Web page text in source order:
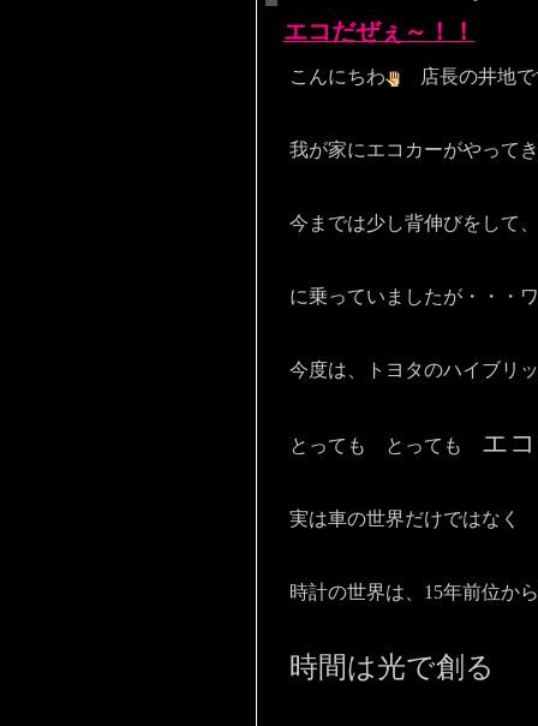
エコだぜぇ～！！
こんにちわ 店長の井地で
我が家にエコカーがやって
今までは少し背伸びをして
に乗っていましたが・・・
今度は、トヨタのハイブ
とっても とっても エ
実は車の世界だけではなく
時計の世界は、15年前位か
時間は光で創る